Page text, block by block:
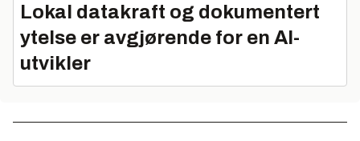
Lokal datakraft og dokumentert
ytelse er avgjørende for en AI-
utvikler